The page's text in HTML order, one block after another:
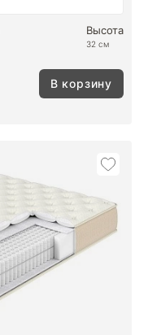
Высота
32 см
В корзину